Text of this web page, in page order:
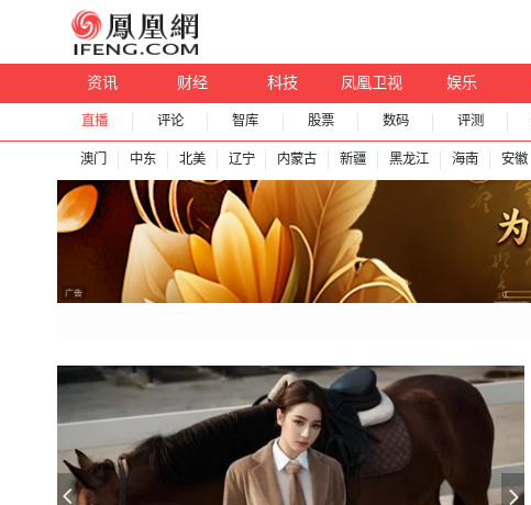
资讯 财经 科技 凤凰卫视 娱乐
直播 评论 智库 股票 数码 评测
澳门 中东 北美 辽宁 内蒙古 新疆 黑龙江 海南 安徽